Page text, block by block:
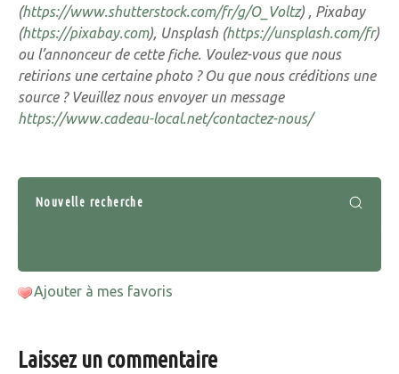
(https://www.shutterstock.com/fr/g/O_Voltz) , Pixabay
(https://pixabay.com), Unsplash (https://unsplash.com/fr)
ou l’annonceur de cette fiche. Voulez-vous que nous
retirions une certaine photo ? Ou que nous créditions une
source ? Veuillez nous envoyer un message
https://www.cadeau-local.net/contactez-nous/
Nouvelle recherche
Ajouter à mes favoris
Laissez un commentaire